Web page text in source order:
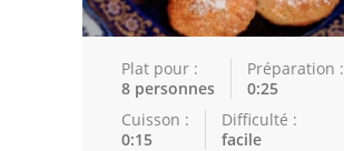
Cuisine Juive
Cuisine Libanaise
Plat pour :
8 personnes
Préparation :
0:25
Cuisson :
0:15
Difficulté :
facile